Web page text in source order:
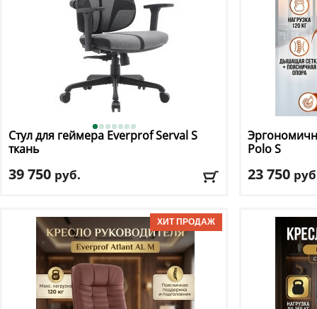
Стул для геймера EverprofServal S
ткань
39 750 руб.
Механизм качания: асинхронный
Регулировка по высоте: есть
Материал обивки: ткань
Подлокотники: да
Доставка:БЕСПЛАТНО, 2-3 дня
Polo S
23 750
Механизм
Регулировка
Материал
Доставка: